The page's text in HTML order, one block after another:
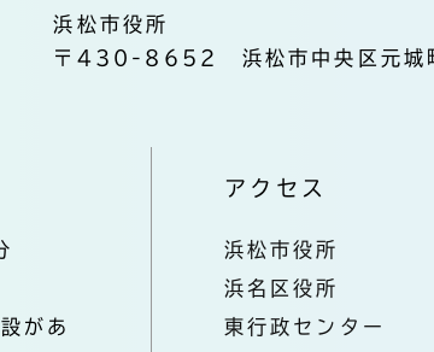
浜松市役所
〒430-8652 浜松市中央区元
があ
アクセス
浜松市役所
浜名区役所
東行政センター